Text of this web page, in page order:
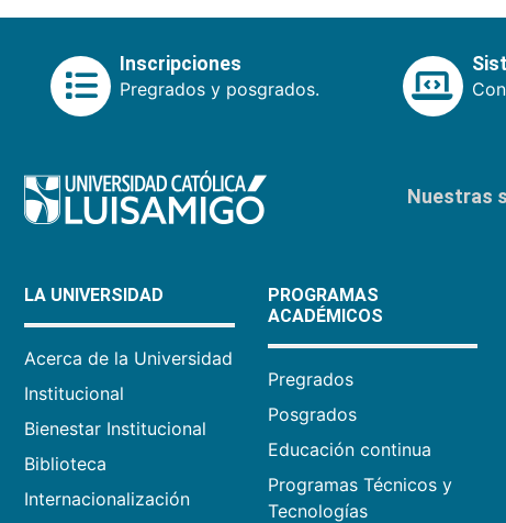
Inscripciones
Pregrados y posgrados.
Nuestras
LA UNIVERSIDAD
Acerca de la Universidad
Institucional
Bienestar Institucional
Biblioteca
Internacionalización
PROGRAMAS
ACADÉMICOS
Pregrados
Posgrados
Educación continua
Programas Técnicos y
Tecnologías